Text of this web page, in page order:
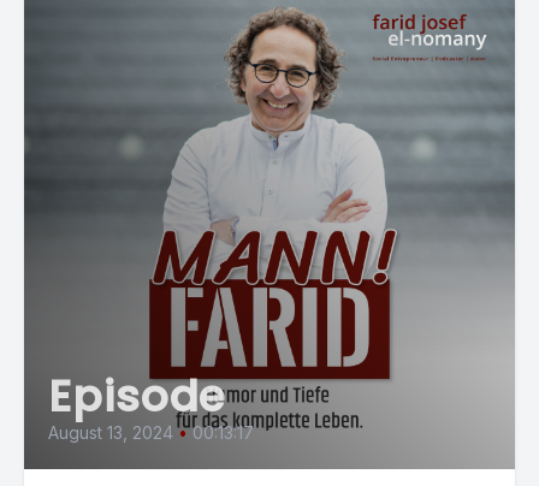
Episode
August 13, 2024 • 00:13:17